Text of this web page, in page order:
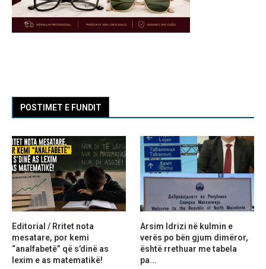
POSTIMET E FUNDIT
Editorial / Rritet nota
mesatare, por kemi
“analfabetë” që s’dinë as
lexim e as matematikë!
Arsim Idrizi në kulmin e
verës po bën gjum dimëror,
është rrethuar me tabela
pa...